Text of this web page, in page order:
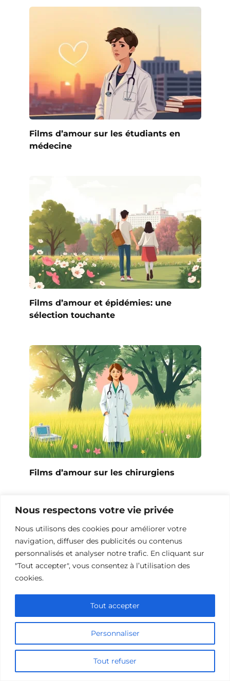
Nous respectons votre vie privée
Nous utilisons des cookies pour améliorer votre
navigation, diffuser des publicités ou contenus
personnalisés et analyser notre trafic. En cliquant sur
"Tout accepter", vous consentez à l’utilisation des
cookies.
Personnaliser
Tout refuser
Tout accepter
Films d’amour sur les étudiants en
médecine
Films d’amour et épidémies: une
sélection touchante
Films d’amour sur les chirurgiens
Films romantiques sur les pharmaciens